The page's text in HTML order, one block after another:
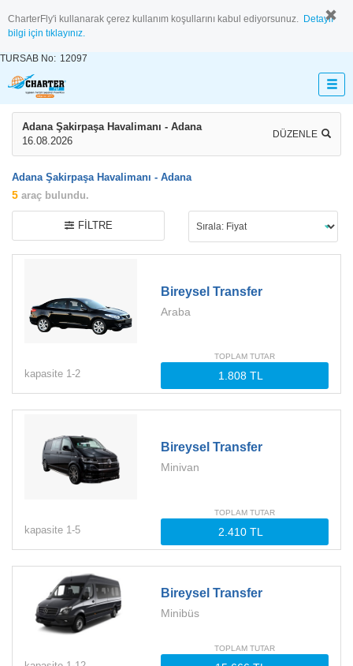
CharterFly'i kullanarak çerez kullanım koşullarını kabul ediyorsunuz. Detaylı
bilgi için tıklayınız.
TURSAB No: 12097
Adana Şakirpaşa Havalimanı - Adana
16.08.2026
DÜZENLE
Adana Şakirpaşa Havalimanı - Adana
5 araç bulundu.
FILTRE
Bireysel Transfer
Araba
kapasite 1-2
TOPLAM TUTAR
Bireysel Transfer
Minivan
kapasite 1-5
TOPLAM TUTAR
Bireysel Transfer
Minibüs
TOPLAM TUTAR